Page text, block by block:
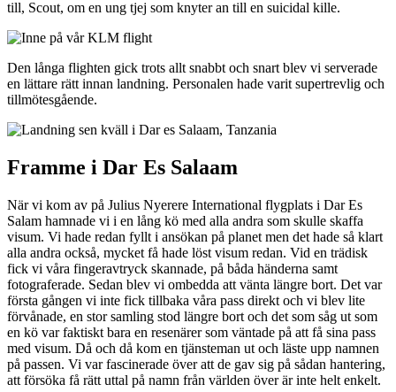
till, Scout, om en ung tjej som knyter an till en suicidal kille.
Den långa flighten gick trots allt snabbt och snart blev vi serverade
en lättare rätt innan landning. Personalen hade varit supertrevlig och
tillmötesgående.
Framme i Dar Es Salaam
När vi kom av på Julius Nyerere International flygplats i Dar Es
Salam hamnade vi i en lång kö med alla andra som skulle skaffa
visum. Vi hade redan fyllt i ansökan på planet men det hade så klart
alla andra också, mycket få hade löst visum redan. Vid en trädisk
fick vi våra fingeravtryck skannade, på båda händerna samt
fotograferade. Sedan blev vi ombedda att vänta längre bort. Det var
första gången vi inte fick tillbaka våra pass direkt och vi blev lite
förvånade, en stor samling stod längre bort och det som såg ut som
en kö var faktiskt bara en resenärer som väntade på att få sina pass
med visum. Då och då kom en tjänsteman ut och läste upp namnen
på passen. Vi var fascinerade över att de gav sig på sådan hantering,
att försöka få rätt uttal på namn från världen över är inte helt enkelt.